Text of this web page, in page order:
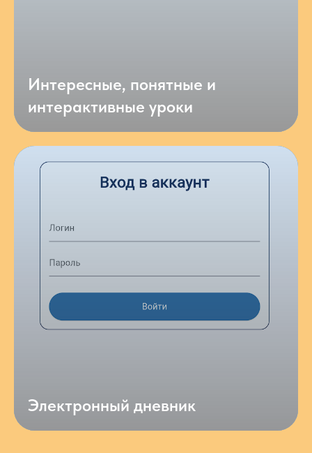
Интересные, понятные и
интерактивные уроки
Электронный дневник